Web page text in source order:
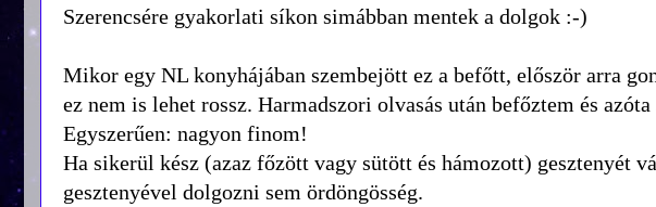
Szerencsére gyakorlati síkon simábban mentek a dolgok :-)
Mikor egy NL konyhájában szembejött ez a befőtt, először arra
ez nem is lehet rossz. Harmadszori olvasás után befőztem és
Egyszerűen: nagyon finom!
Ha sikerül kész (azaz főzött vagy sütött és hámozott) gesztenyét
gesztenyével dolgozni sem ördöngösség.